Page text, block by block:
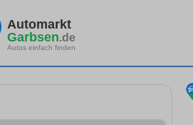
Automarkt
Garbsen.de
Autos einfach finden